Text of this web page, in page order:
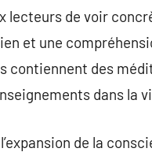
lecteurs de voir
et une
contiennent des
dans la
de la